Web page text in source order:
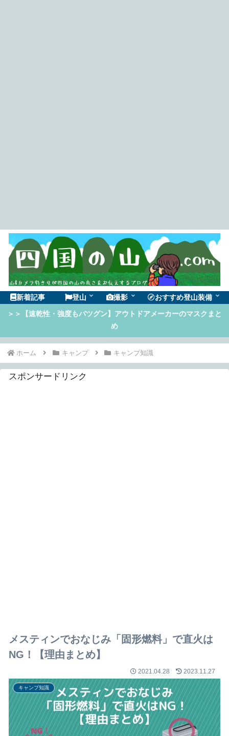
新着記事 登山 撮影 おすすめ登山装備
＞＞【速乾性・強度もバツグン】アウトドアメーカーのマスクまと
め
ホーム キャンプ キャンプ知識
スポンサードリンク
メスティンでおなじみ「固形燃料」で直火は
NG！【理由まとめ】
2021.04.28 2023.11.27
キャンプ知識